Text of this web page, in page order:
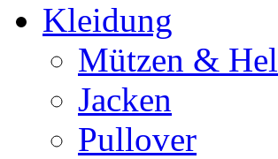
Kleidung
Mützen &
Jacken
Pullover